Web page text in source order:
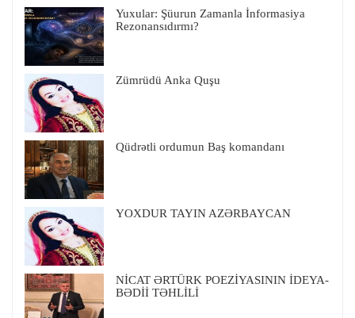
Yuxular: Şüurun Zamanla İnformasiya
Rezonansıdırmı?
Zümrüdü Anka Quşu
Qüdrətli ordumun Baş komandanı
YOXDUR TAYIN AZƏRBAYCAN
NİCAT ƏRTÜRK POEZİYASININ İDEYA-
BƏDİİ TƏHLİLİ